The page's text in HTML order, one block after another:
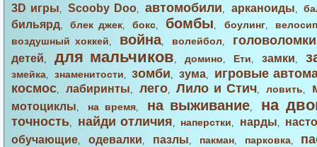
3D игры,Scooby Doo,автомобили, арканоиды,
бильярд,блек джек,бокс, бомбы, боулинг,
воздушный хоккей, война, волейбол, головоломки
детей, для мальчиков, домино, Ети, замки,
змейка, знаменитости,зомби, зума,
игровые
космос, лабиринты, лего,Лило и Стич,ловить,
мотоциклы, на время, на выживание, на
точность, найди отличия, наперстки, нарды,
обучающие, одевалки, пазлы, пакман, парковка,